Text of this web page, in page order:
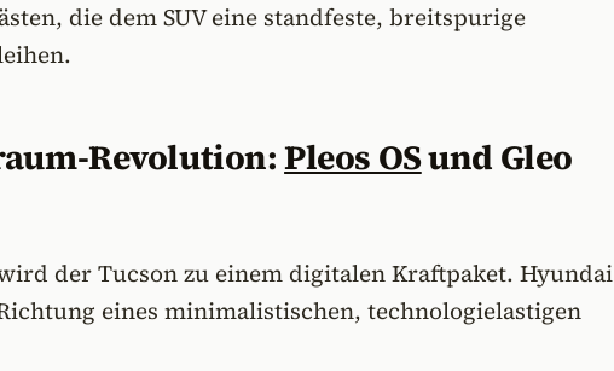
die dem SUV eine standfeste, breitspurige
Revolution:Pleos OSund Gleo
der Tucson zu einem digitalen Kraftpaket. Hyundai
eines minimalistischen, technologielastigen